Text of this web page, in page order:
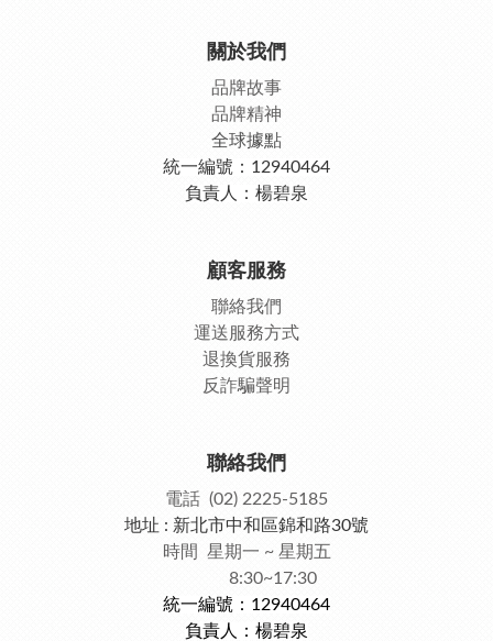
關於我們
品牌故事
品牌精神
全球據點
統一編號：12940464
負責人：楊碧泉
顧客服務
聯絡我們
運送服務方式
退換貨服務
反詐騙聲明
聯絡我們
電話 (02) 2225-5185
地址 : 新北市中和區錦和路30號
時間 星期一 ~ 星期五
8:30~17:30
統一編號：12940464
負責人：楊碧泉